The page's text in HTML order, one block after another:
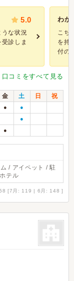
5.0
うな状況
診しま
わか
こち
を持
付の
口コミをすべて見る
金 土 日
祝
● ●
●
●
/ アイペット / 駐
テル
[7月: 119 | 6月: 148 ]